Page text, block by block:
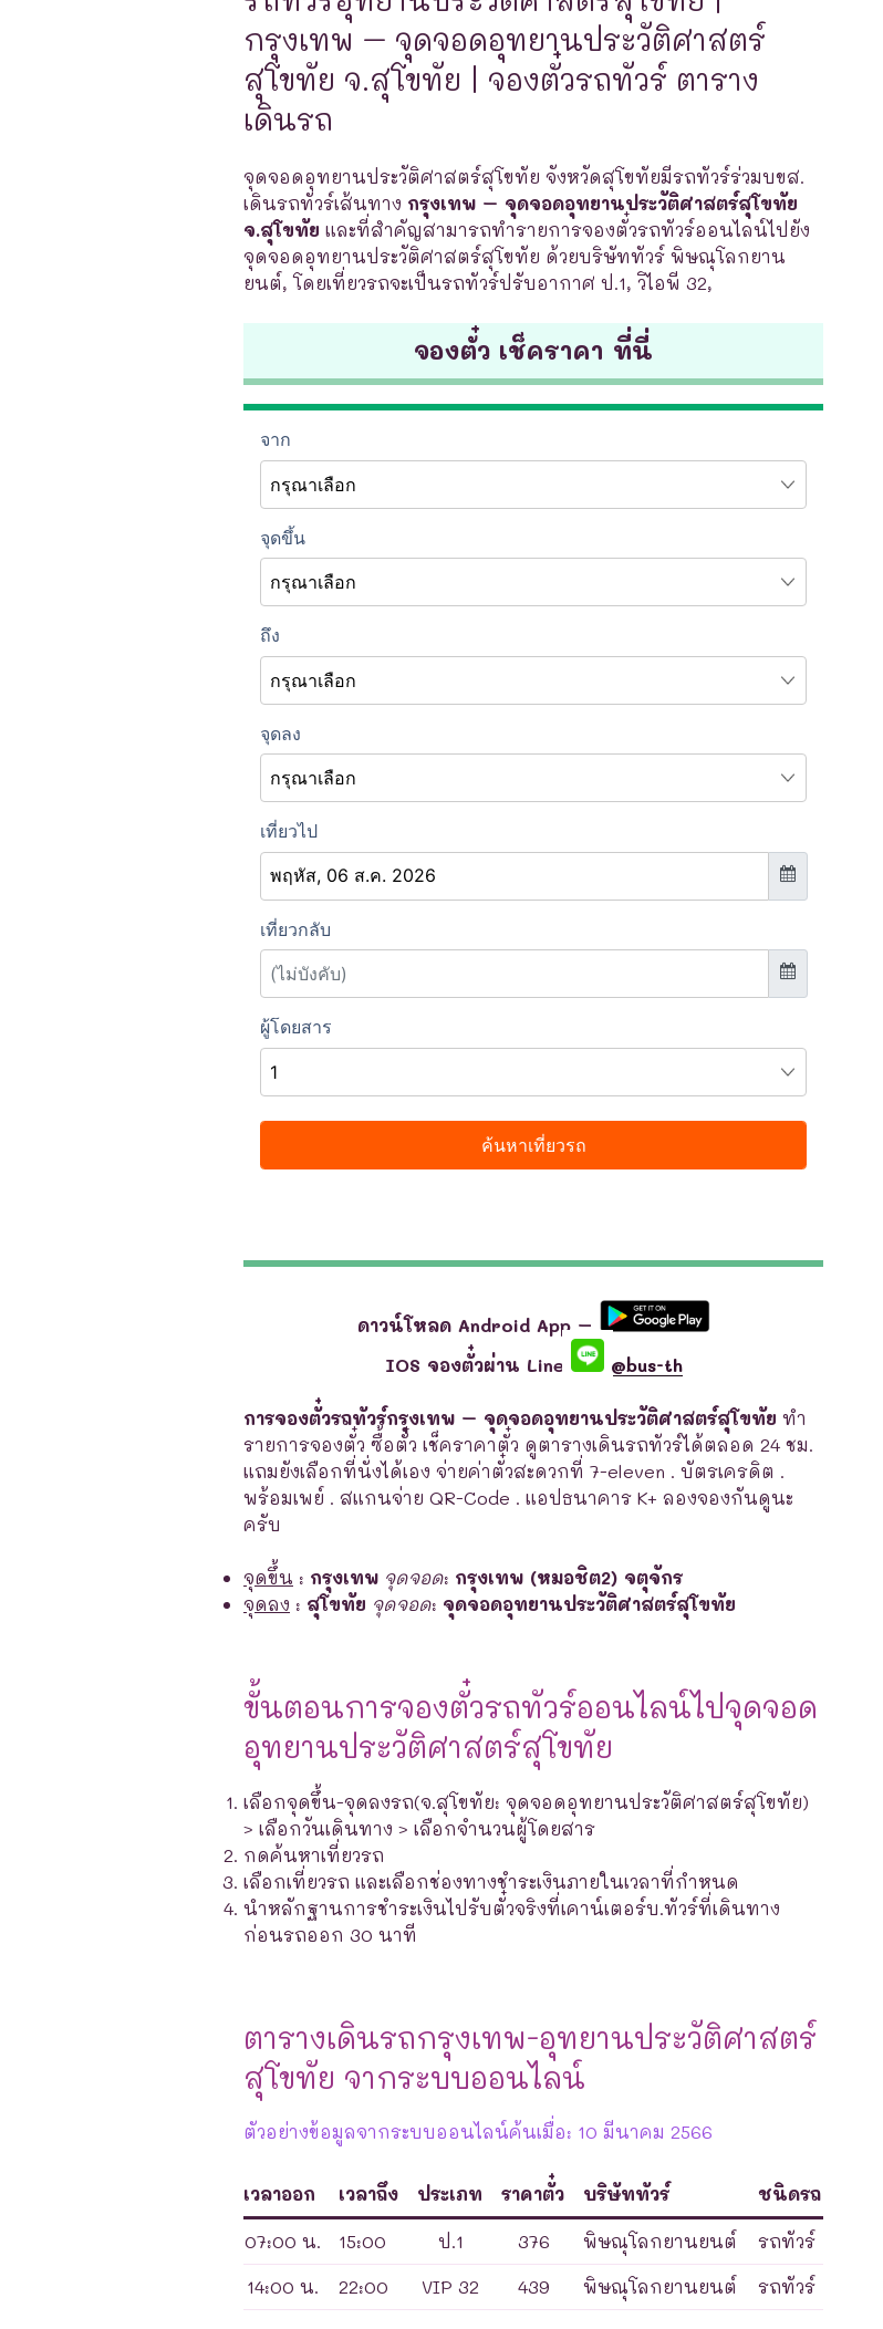
กรุงเทพ – จุดจอดอุทยานประวัติศาสตร์
สุโขทัย จ.สุโขทัย | จองตั๋วรถทัวร์ ตาราง
เดินรถ
จุดจอดอุทยานประวัติศาสตร์สุโขทัย จังหวัดสุโขทัยมีรถทัวร์ร่วมบขส.
เดินรถทัวร์เส้นทาง กรุงเทพ – จุดจอดอุทยานประวัติศาสตร์สุโขทัย
จ.สุโขทัย และที่สำคัญสามารถทำรายการจองตั๋วรถทัวร์ออนไลน์ไปยัง
จุดจอดอุทยานประวัติศาสตร์สุโขทัย ด้วยบริษัททัวร์ พิษณุโลกยาน
ยนต์, โดยเที่ยวรถจะเป็นรถทัวร์ปรับอากาศ ป.1, วิไอพี 32,
จองตั๋ว เช็คราคา ที่นี่
ดาวน์โหลด Android App –
IOS จองตั๋วผ่าน Line
@bus-th
การจองตั๋วรถทัวร์กรุงเทพ – จุดจอดอุทยานประวัติศาสตร์สุโขทัย ทำ
รายการจองตั๋ว ซื้อตั๋ว เช็คราคาตั๋ว ดูตารางเดินรถทัวร์ได้ตลอด 24 ชม.
แถมยังเลือกที่นั่งได้เอง จ่ายค่าตั๋วสะดวกที่ 7-eleven . บัตรเครดิต .
พร้อมเพย์ . สแกนจ่าย QR-Code . แอปธนาคาร K+ ลองจองกันดูนะ
ครับ
จุดขึ้น : กรุงเทพ จุดจอด: กรุงเทพ (หมอชิต2) จตุจักร
จุดลง : สุโขทัย จุดจอด: จุดจอดอุทยานประวัติศาสตร์สุโขทัย
ขั้นตอนการจองตั๋วรถทัวร์ออนไลน์ไปจุดจอด
อุทยานประวัติศาสตร์สุโขทัย
เลือกจุดขึ้น-จุดลงรถ(จ.สุโขทัย: จุดจอดอุทยานประวัติศาสตร์สุโขทัย)
> เลือกวันเดินทาง > เลือกจำนวนผู้โดยสาร
กดค้นหาเที่ยวรถ
เลือกเที่ยวรถ และเลือกช่องทางชำระเงินภายในเวลาที่กำหนด
นำหลักฐานการชำระเงินไปรับตั๋วจริงที่เคาน์เตอร์บ.ทัวร์ที่เดินทาง
ก่อนรถออก 30 นาที
ตารางเดินรถกรุงเทพ-อุทยานประวัติศาสตร์
สุโขทัย จากระบบออนไลน์
ตัวอย่างข้อมูลจากระบบออนไลน์ค้นเมื่อ: 10 มีนาคม 2566
เวลาออก เวลาถึง ประเภท ราคาตั๋ว บริษัททัวร์ ชนิดรถ
07:00 น. 15:00 ป.1 376 พิษณุโลกยานยนต์
รถทัวร์
14:00 น.
22:00 VIP 32 439 พิษณุโลกยานยนต์ รถทัวร์